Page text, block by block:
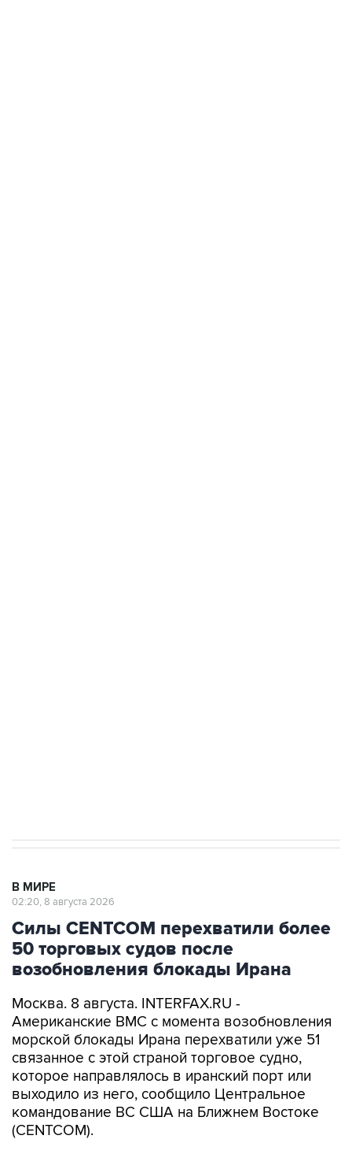
В МИРЕ
02:20, 8 августа 2026
Силы CENTCOM перехватили более
50 торговых судов после
возобновления блокады Ирана
Москва. 8 августа. INTERFAX.RU -
Американские ВМС с момента возобновления
морской блокады Ирана перехватили уже 51
связанное с этой страной торговое судно,
которое направлялось в иранский порт или
выходило из него, сообщило Центральное
командование ВС США на Ближнем Востоке
(CENTCOM).